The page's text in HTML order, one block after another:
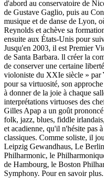
d'abord au conservatoire de
de Gustave Gaglio, puis au
musique et de danse de Lyon,
Reynolds et achève sa
ensuite aux États-Unis pour
Jusqu'en 2003, il est Premier
de Santa Barbara. ll créer la
de conserver une certaine
violoniste du XXIe siècle » par
pour sa virtuosité, son
à donner de la joie à chaque
interprétations virtuoses des
Gilles Apap a un goût
folk, jazz, blues, fiddle
et acadienne, qu'il n'hésite pas
classiques. Comme soliste, il
Leipzig Gewandhaus, Le
Philharmonic, le
de Hambourg, le Boston
Symphony. Pour en savoir plus.